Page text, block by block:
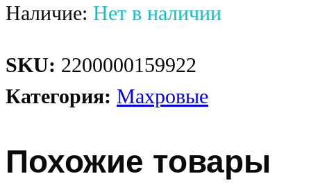
Наличие: Нет в наличии
SKU: 2200000159922
Категория: Махровые
Похожие товары